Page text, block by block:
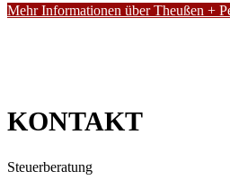
Mehr Informationen über Theußen +
KONTAKT
Steuerberatung